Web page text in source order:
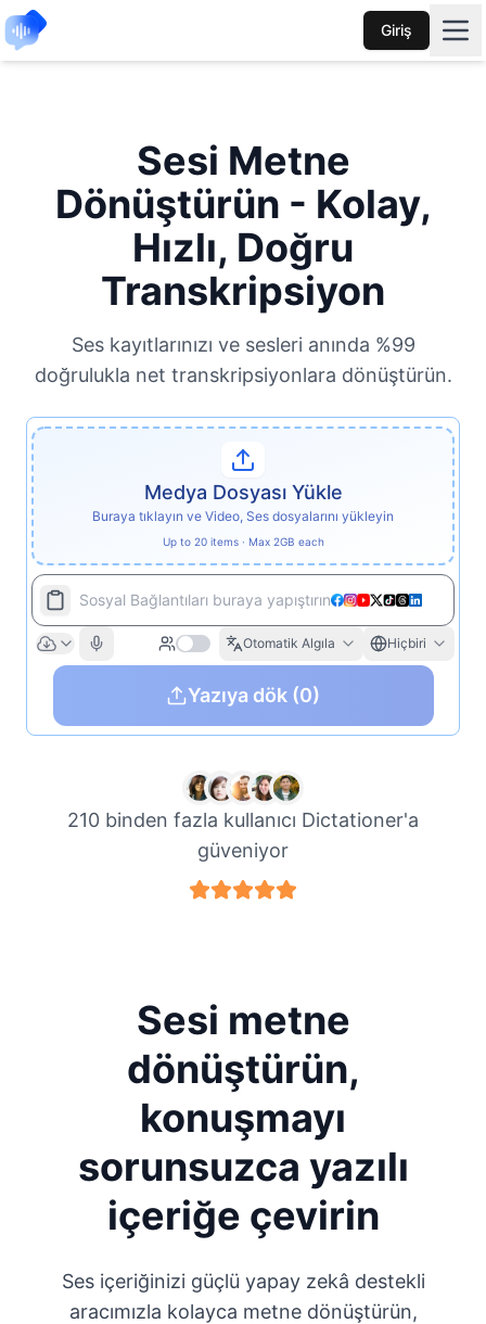
Giriş
Sesi Metne
Dönüştürün - Kolay,
Hızlı, Doğru
Transkripsiyon
Ses kayıtlarınızı ve sesleri anında %99
doğrulukla net transkripsiyonlara dönüştürün.
Medya Dosyası Yükle
Buraya tıklayın ve Video, Ses dosyalarını yükleyin
Up to 20 items · Max 2GB each
Sosyal Bağlantıları buraya yapıştırın
Otomatik Algıla Hiçbiri
Yazıya dök (0)
210 binden fazla kullanıcı Dictationer'a
güveniyor
Sesi metne
dönüştürün,
konuşmayı
sorunsuzca yazılı
içeriğe çevirin
Ses içeriğinizi güçlü yapay zekâ destekli
aracımızla kolayca metne dönüştürün,